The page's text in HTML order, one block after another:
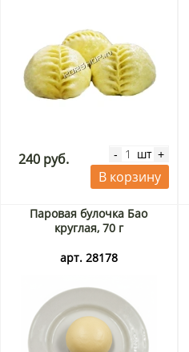
240 руб. - шт +
В корзину
Паровая булочка Бао
круглая, 70 г
арт. 28178